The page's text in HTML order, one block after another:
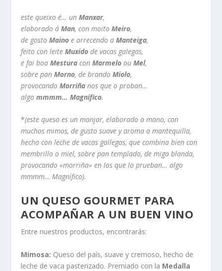
este queixo é… unManxar,
elaborado áMan, con moitoMeiro,
de gostoMaino e arrecendo aManteiga,
feito con leiteMuxido de vacas galegas,
e fai boaMestura conMarmelo ouMel,
sobre panMorno, de brandoMiolo,
provocandoMorriña nos que o proban…
algommmm… Magnífico.
*(este queso es un manjar, elaborado a mano, con
muchos mimos, de gusto suave y aroma a mantequilla,
hecho con leche de vacas gallegas, que combina bien con
membrillo o miel, sobre pan templado, de miga blanda,
provocando «morriña» en los que lo prueban… algo
mmmm… Magnífico).
UN QUESO GOURMET PARA
ACOMPAÑAR A UN BUEN VINO
Entre nuestros productos, encontrarás:
Mimosa: Queso del país, suave y cremoso, hecho de
leche de vaca pasterizado. Premiado con la Medalla